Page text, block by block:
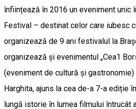
înființează în 2016 un eveniment unic
Festival – destinat celor care iubesc
organizează de 9 ani festivalul la
organizează și evenimentul „Cea1
(eveniment de cultură și
Harghita, ajuns la cea de-a 7-a ediție
lungă istorie în lumea filmului întrucât